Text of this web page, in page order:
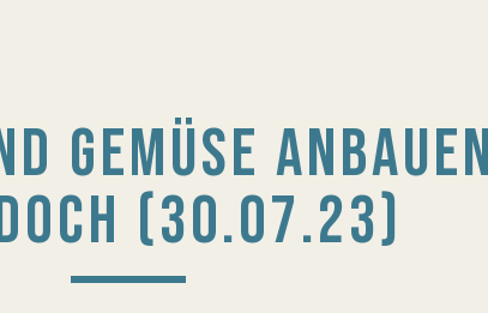
GEMÜSE
(30.07.23)